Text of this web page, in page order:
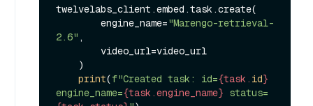
twelvelabs_client.embed.task.create(
        engine_name=
"Marengo-retrieval-
2.6" ,
print(f"Created task: id={task. id}
engine_name={task.engine_name} status=